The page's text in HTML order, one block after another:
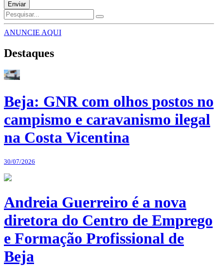
Enviar
ANUNCIE AQUI
Destaques
Beja: GNR com olhos postos no
campismo e caravanismo ilegal
na Costa Vicentina
30/07/2026
Andreia Guerreiro é a nova
diretora do Centro de Emprego
e Formação Profissional de
Beja